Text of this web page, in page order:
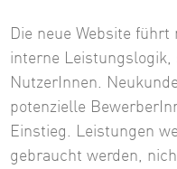
Die neue Website
interne
NutzerInnen.
potenzielle
Einstieg. Leistungen
gebraucht werden,